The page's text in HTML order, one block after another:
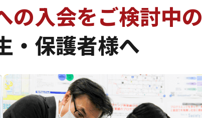
の入会をご検討中の
・保護者様へ